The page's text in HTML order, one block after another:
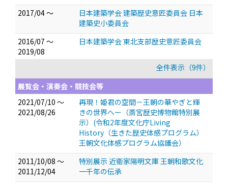
2017/04 ～
日本建築学会 建築歴史意匠委員会 日本
建築史小委員会
2016/07 ～
2019/08
日本建築学会 東北支部歴史意匠委員会
全件表示（9件）
展覧会・演奏会・競技会等
2021/07/10 ～
2021/08/26
再現！姫君の空間－王朝の華やぎと輝
きの世界へー（斎宮歴史博物館特別展
示）(令和2年度文化庁Living
History（生きた歴史体感プログラム）
王朝文化体感プログラム協議会）
2011/10/08 ～
2011/12/04
特別展示 近衞家陽明文庫 王朝和歌文化
一千年の伝承